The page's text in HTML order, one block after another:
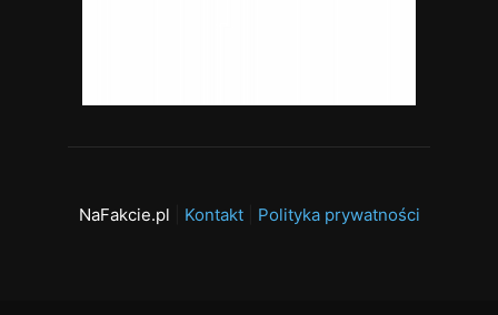
NaFakcie.pl Kontakt| Polityka prywatności